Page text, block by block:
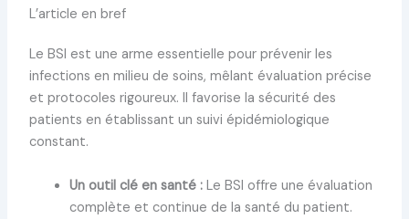
L’article en bref
Le BSI est une arme essentielle pour prévenir les
infections en milieu de soins, mêlant évaluation précise
et protocoles rigoureux. Il favorise la sécurité des
patients en établissant un suivi épidémiologique
constant.
Un outil clé en santé :Le BSI offre une évaluation
complète et continue de la santé du patient.